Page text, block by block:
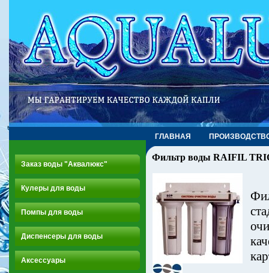
ГЛАВНАЯ
Заказ воды "Аквалюкс"
Кулеры для воды
Помпы для воды
Диспенсеры для воды
Аксессуары
Фильтр воды RAIFIL